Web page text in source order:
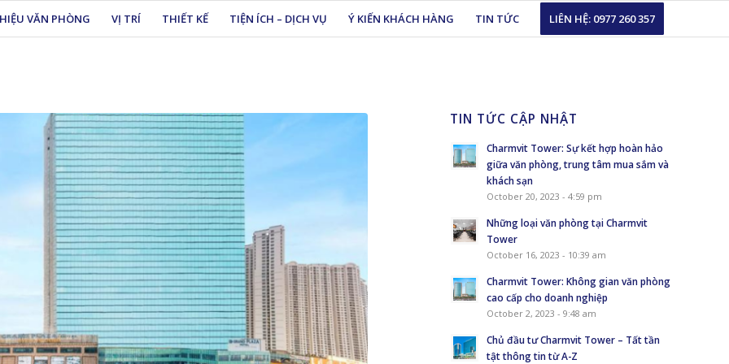
VĂN PHÒNG VỊ TRÍ THIẾT KẾ TIỆN ÍCH – DỊCH VỤ Ý KIẾN KHÁCH HÀNG TIN TỨC LIÊN HỆ: 0977 260 357
TIN TỨC CẬP NHẬT
Charmvit Tower: Sự kết hợp hoàn hảo
giữa văn phòng, trung tâm mua sắm và
khách sạn
October 20, 2023 - 4:59 pm
Những loại văn phòng tại Charmvit
Tower
October 16, 2023 - 10:39 am
Charmvit Tower: Không gian văn phòng
cao cấp cho doanh nghiệp
October 2, 2023 - 9:48 am
Chủ đầu tư Charmvit Tower – Tất tần
tật thông tin từ A-Z